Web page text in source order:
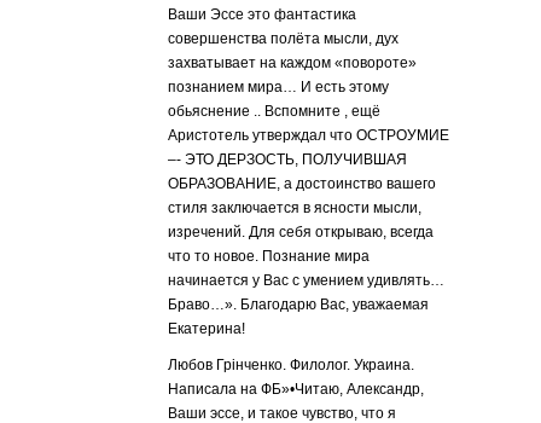
Ваши Эссе это фантастика
совершенства полёта мысли, дух
захватывает на каждом «повороте»
познанием мира… И есть этому
обьяснение .. Вспомните , ещё
Аристотель утверждал что ОСТРОУМИЕ
–- ЭТО ДЕРЗОСТЬ, ПОЛУЧИВШАЯ
ОБРАЗОВАНИЕ, а достоинство вашего
стиля заключается в ясности мысли,
изречений. Для себя открываю, всегда
что то новое. Познание мира
начинается у Вас с умением удивлять…
Браво…». Благодарю Вас, уважаемая
Екатерина!
Любов Грінченко‎. Филолог. Украина.
Написала на ФБ»•Читаю, Александр,
Ваши эссе, и такое чувство, что я